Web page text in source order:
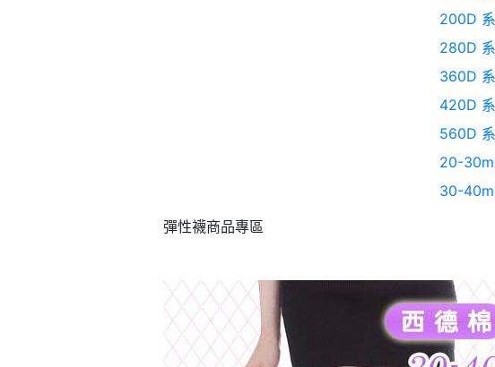
200D 系
280D 系
360D 系
420D 系
560D 系
20-
30-
彈性襪商品專區